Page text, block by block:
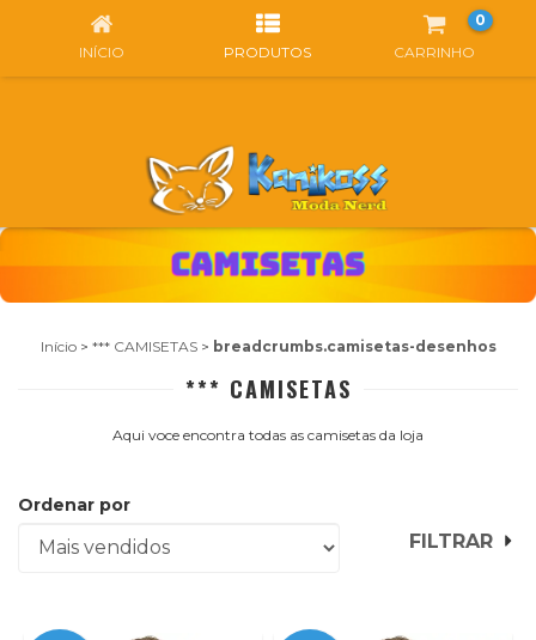
INÍCIO PRODUTOS CARRINHO
0
Início > *** CAMISETAS > breadcrumbs.camisetas-desenhos
*** CAMISETAS
Aqui voce encontra todas as camisetas da loja
Ordenar por
FILTRAR